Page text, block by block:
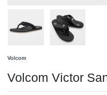
Volcom
Volcom Victor